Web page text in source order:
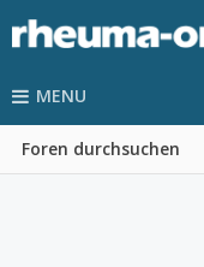
MENU
Foren durchsuchen